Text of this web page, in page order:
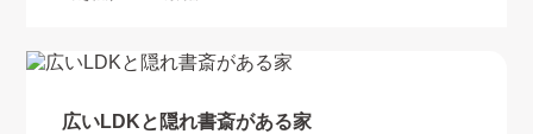
広いLDKと隠れ書斎がある家